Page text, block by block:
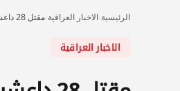
الرئيسية الاخبار العراقية مقتل 28 داعشيا غالبيتهم عرب وأجانب بقصف جوي شرقي الضلوعية
الاخبار العراقية